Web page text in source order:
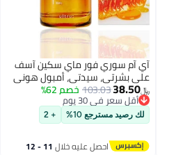
آي آم سوري فور ماي سكين آسف
على بشرتي، سيدتي، أمبول هوني
بيم 30 مل – سيرم العناية بالبشرة
الكورية المضاد للشيخوخة مع
تأثيرات تبييض وتقليل التجاعيد –
يحتوي على 10000 جزء في المليون
من مستخلص العسل الملكي
﷼‏38.50
103.03خصم 62%
أقل سعر في 30 يوم
أقل سعر في 30 يوم
لك رصيد مسترجع 10% + 2
احصل عليه خلال 11 - 12